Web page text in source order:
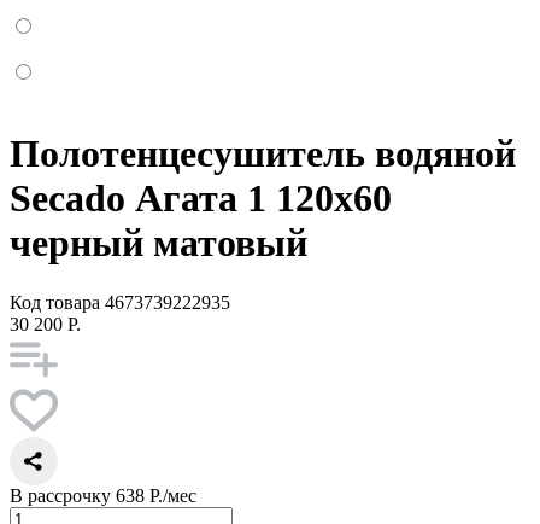
Полотенцесушитель водяной
Secado Агата 1 120x60
черный матовый
Код товара 4673739222935
30 200 Р.
В рассрочку 638 Р./мес